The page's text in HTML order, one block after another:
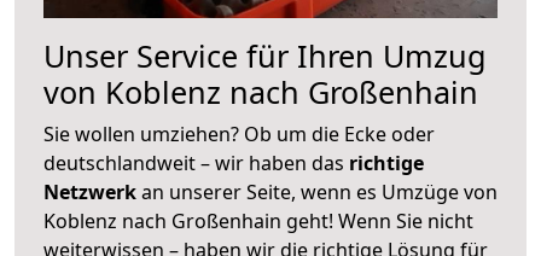
Unser Service für Ihren Umzug
von Koblenz nach Großenhain
Sie wollen umziehen? Ob um die Ecke oder
deutschlandweit – wir haben das richtige
Netzwerkan unserer Seite, wenn es Umzüge von
Koblenz nach Großenhain geht! Wenn Sie nicht
weiterwissen – haben wir die richtige Lösung für